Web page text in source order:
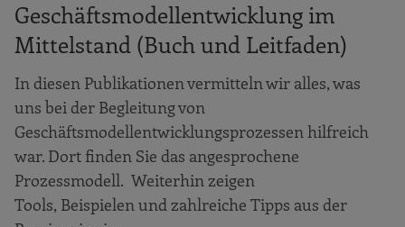
Geschäftsmodellentwicklung im
Mittelstand (Buch und Leitfaden)
In diesen Publikationen vermitteln wir alles, was
uns bei der Begleitung von
Geschäftsmodellentwicklungsprozessen hilfreich
war. Dort finden Sie das angesprochene
Prozessmodell. Weiterhin zeigen
Tools, Beispielen und zahlreiche Tipps aus der